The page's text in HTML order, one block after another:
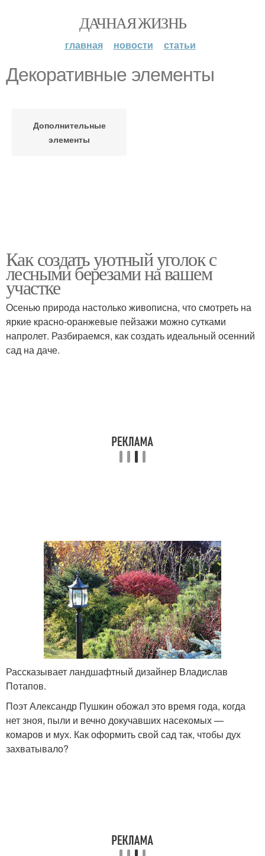
ДАЧНАЯ ЖИЗНЬ
главная новости статьи
Декоративные элементы
Дополнительные
элементы
Как создать уютный уголок с
лесными березами на вашем
участке
Осенью природа настолько живописна, что смотреть на
яркие красно-оранжевые пейзажи можно сутками
напролет. Разбираемся, как создать идеальный осенний
сад на даче.
Рассказывает ландшафтный дизайнер Владислав
Потапов.
Поэт Александр Пушкин обожал это время года, когда
нет зноя, пыли и вечно докучавших насекомых —
комаров и мух. Как оформить свой сад так, чтобы дух
захватывало?